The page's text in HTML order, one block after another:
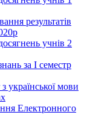
результатів
учнів 2
за І семестр
української мови
Електронного